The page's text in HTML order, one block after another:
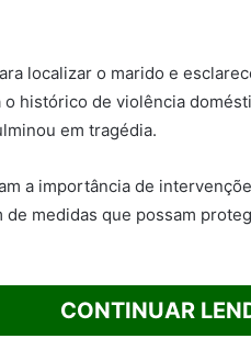
localizar o marido e
histórico de violência
em tragédia.
a importância de
de medidas que possam
CONTINUAR